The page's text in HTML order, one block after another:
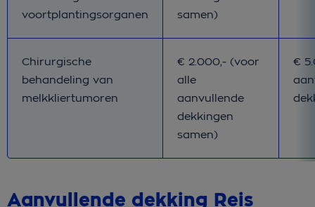
voortplantingsorganen
samen)
Chirurgische
behandeling van
melkkliertumoren
Bij pakket Basis
€ 2.000,- (voor
alle
aanvullende
dekkingen
samen)
Bij
€
Aanvullende dekking Reis